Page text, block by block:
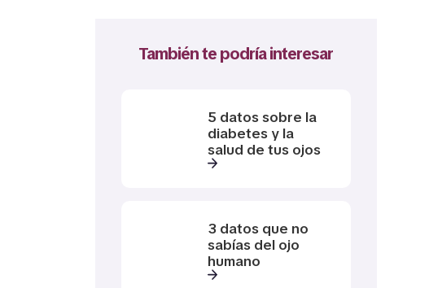
También te podría interesar
5 datos sobre la
diabetes y la
salud de tus ojos
3 datos que no
sabías del ojo
humano